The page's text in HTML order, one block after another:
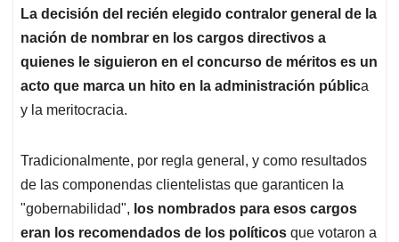
La decisión del recién elegido contralor general de la
nación de nombrar en los cargos directivos a
quienes le siguieron en el concurso de méritos es un
acto que marca un hito en la administración pública
y la meritocracia.
Tradicionalmente, por regla general, y como resultados
de las componendas clientelistas que garanticen la
"gobernabilidad", los nombrados para esos cargos
eran los recomendados de los políticos que votaron a